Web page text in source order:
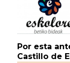
Por esta
Castillo de